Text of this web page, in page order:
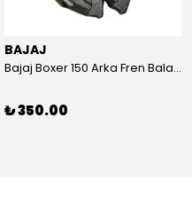
BAJAJ
Bajaj Boxer 150 Arka Fren Balatası Orijinal
₺ 350.00